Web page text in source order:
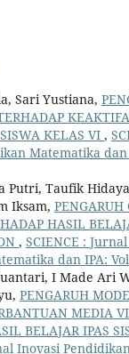
Sari Yustiana,
KELAS VI ,
Matematika dan
Putri, Taufik
Iksam, PENGARUH
HASIL
, SCIENCE :
dan IPA:
I Made Ari
PENGARUH
MEDIA
BELAJAR IPAS
Inovasi